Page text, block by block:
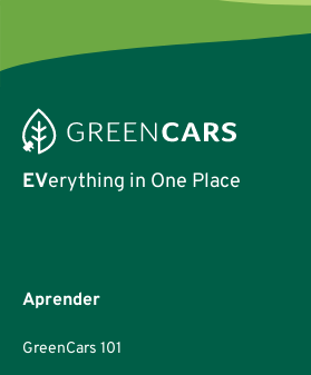
EVerything in One Place
Aprender
GreenCars 101